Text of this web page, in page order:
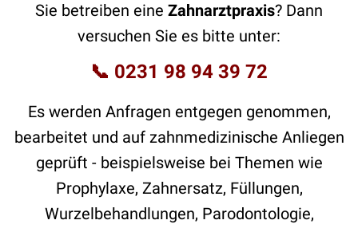
Sie betreiben eine Zahnarztpraxis? Dann
versuchen Sie es bitte unter:
📞 0231 98 94 39 72
Es werden Anfragen entgegen genommen,
bearbeitet und auf zahnmedizinische Anliegen
geprüft - beispielsweise bei Themen wie
Prophylaxe, Zahnersatz, Füllungen,
Wurzelbehandlungen, Parodontologie,